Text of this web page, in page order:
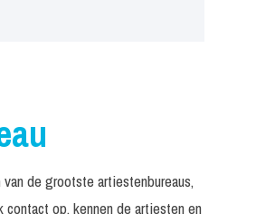
de grootste artiestenbureaus,
contact op, kennen de artiesten en